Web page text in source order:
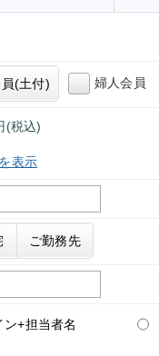
(土付) 婦人会員
(税込)
表示
ご勤務先
ン+担当者名